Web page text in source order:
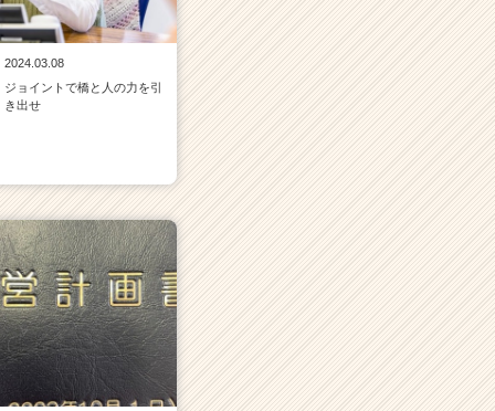
2024.03.08
ジョイントで橋と人の力を引
き出せ